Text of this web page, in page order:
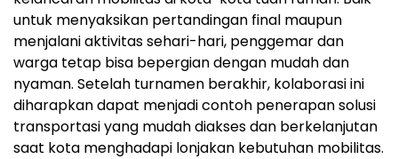
untuk menyaksikan pertandingan final maupun
menjalani aktivitas sehari-hari, penggemar dan
warga tetap bisa bepergian dengan mudah dan
nyaman. Setelah turnamen berakhir, kolaborasi ini
diharapkan dapat menjadi contoh penerapan solusi
transportasi yang mudah diakses dan berkelanjutan
saat kota menghadapi lonjakan kebutuhan mobilitas.